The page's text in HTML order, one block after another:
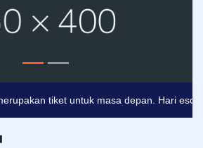
tiket untuk masa depan. Hari esok